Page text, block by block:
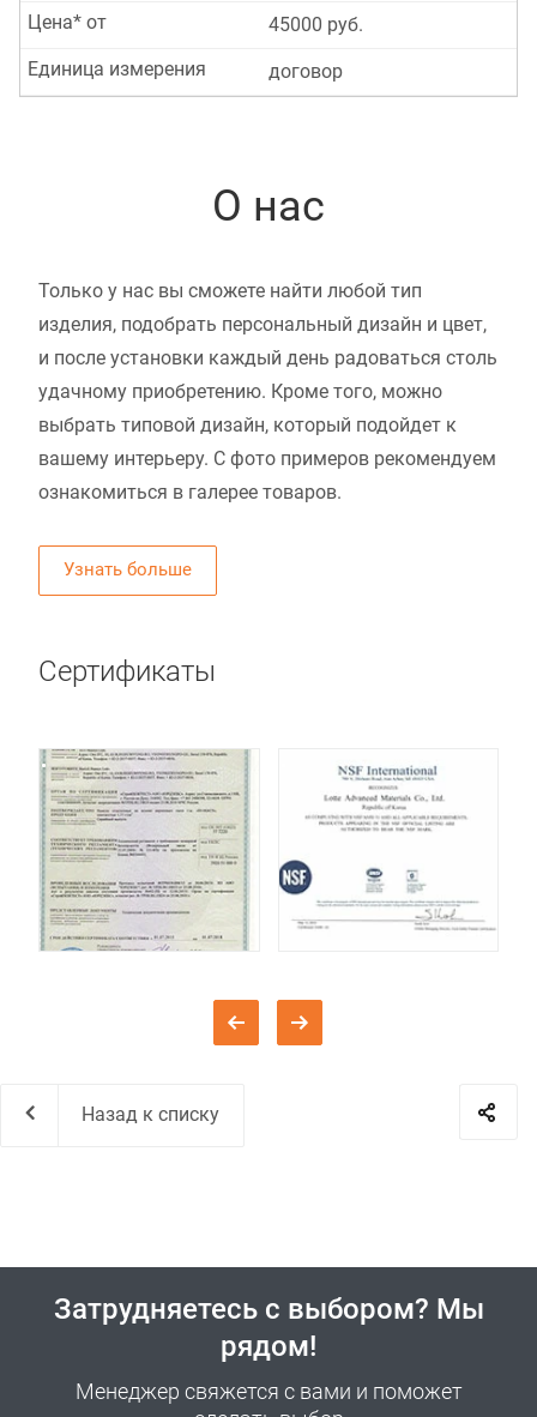
45000 руб.
Цена* от
договор
Единица измерения
О нас
Только у нас вы сможете найти любой тип
изделия, подобрать персональный дизайн и цвет,
и после установки каждый день радоваться столь
удачному приобретению. Кроме того, можно
выбрать типовой дизайн, который подойдет к
вашему интерьеру. С фото примеров рекомендуем
ознакомиться в галерее товаров.
Узнать больше
Сертификаты
Назад к списку
Затрудняетесь с выбором? Мы
рядом!
Менеджер свяжется с вами и поможет